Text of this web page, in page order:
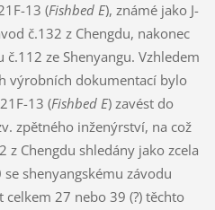
13 (Fishbed E), známé jako J-
č.132 z Chengdu, nakonec
ze Shenyangu. Vzhledem
výrobních dokumentací bylo
13 (Fishbed E) zavést do
zpětného inženýrství, na což
z Chengdu shledány jako zcela
shenyangskému závodu
27 nebo 39 (?) těchto